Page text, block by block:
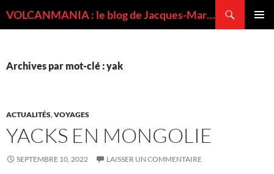
VOLCANMANIA : le blog de Jacques-Marie BARDINTZEFF, volcanologue
Archives par mot-clé : yak
ACTUALITÉS,VOYAGES
YACKS EN MONGOLIE
SEPTEMBRE 10, 2022 LAISSER UN COMMENTAIRE